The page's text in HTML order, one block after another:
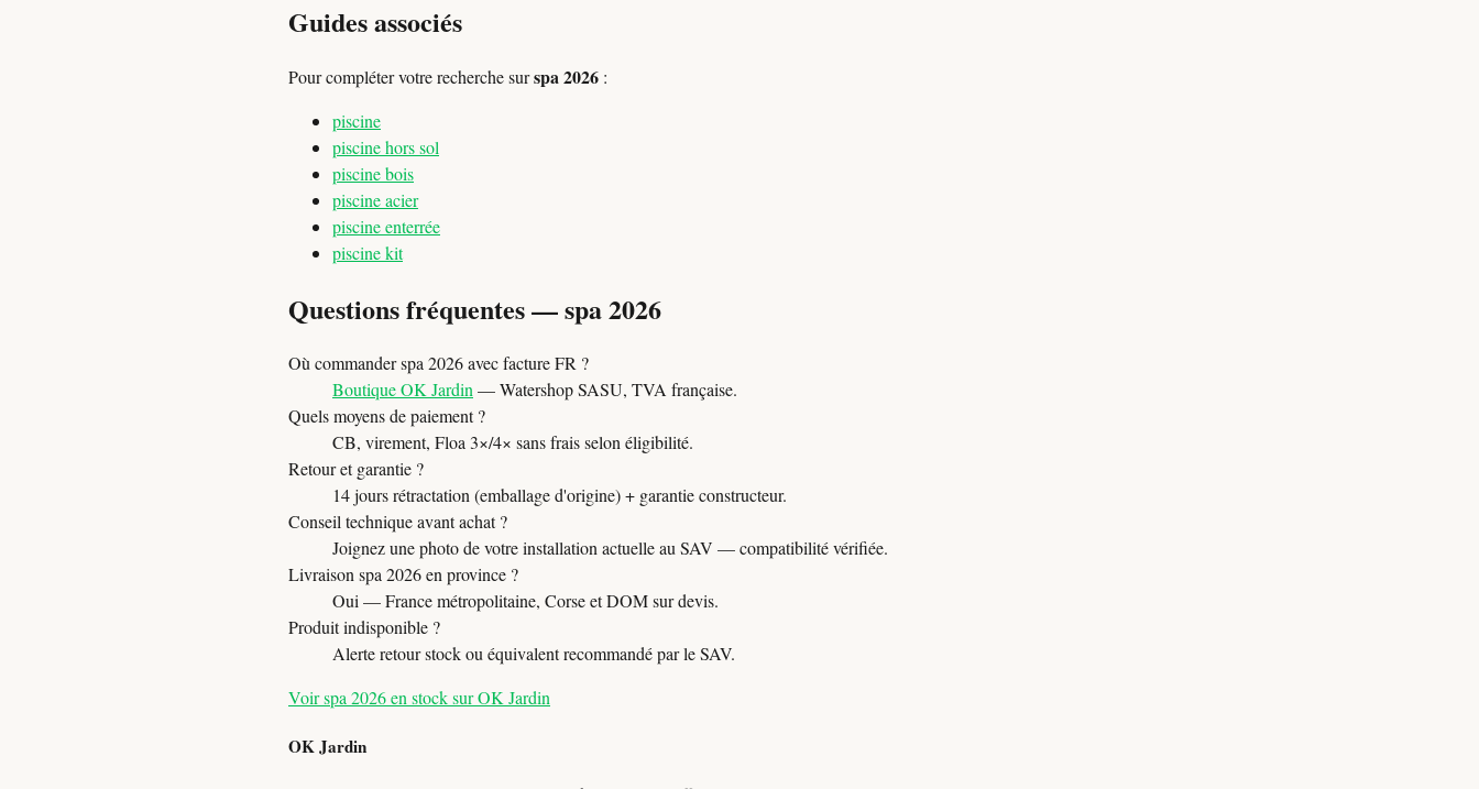
Guides associés
Pour compléter votre recherche surspa 2026 :
piscine
piscine hors sol
piscine bois
piscine acier
piscine enterrée
piscine kit
Questions fréquentes — spa 2026
Où commander spa 2026 avec facture FR ?
Boutique OK Jardin— Watershop SASU, TVA française.
Quels moyens de paiement ?
CB, virement, Floa 3×/4× sans frais selon éligibilité.
Retour et garantie ?
14 jours rétractation (emballage d'origine) + garantie constructeur.
Conseil technique avant achat ?
Joignez une photo de votre installation actuelle au SAV — compatibilité vérifiée.
Livraison spa 2026 en province ?
Oui — France métropolitaine, Corse et DOM sur devis.
Produit indisponible ?
Alerte retour stock ou équivalent recommandé par le SAV.
Voir spa 2026 en stock sur OK Jardin
OK Jardin